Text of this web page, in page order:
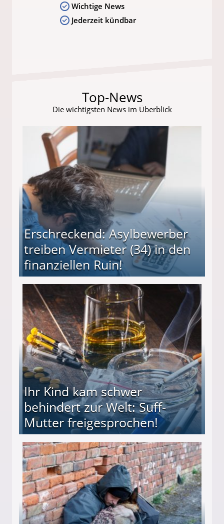
Wichtige News
Jederzeit kündbar
Top-News
Die wichtigsten News im Überblick
Erschreckend: Asylbewerber
treiben Vermieter (34) in den
finanziellen Ruin!
(34) in den finanziellen Ruin!
Ihr Kind kam schwer
behindert zur Welt: Suff-
Mutter freigesprochen!
Mutter freigesprochen!